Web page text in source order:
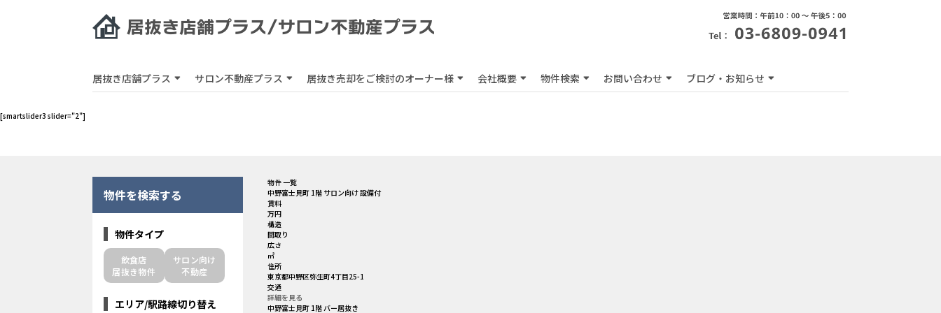
居抜き店舗プラス サロン不動産プラス 居抜き売却をご検討のオーナー様 会社概要 物件検索 お問い合わせ ブログ・お知らせ
[smartslider3 slider="2"]
物件を検索する
物件タイプ
飲食店
居抜き物件
サロン向け
不動産
エリア/駅路線切り替え
物件 一覧
中野富士見町 1階 サロン向け 設備付
賃料
万円
構造
間取り
広さ
㎡
住所
東京都中野区弥生町4丁目25-1
交通
詳細を見る
中野富士見町 1階 バー居抜き